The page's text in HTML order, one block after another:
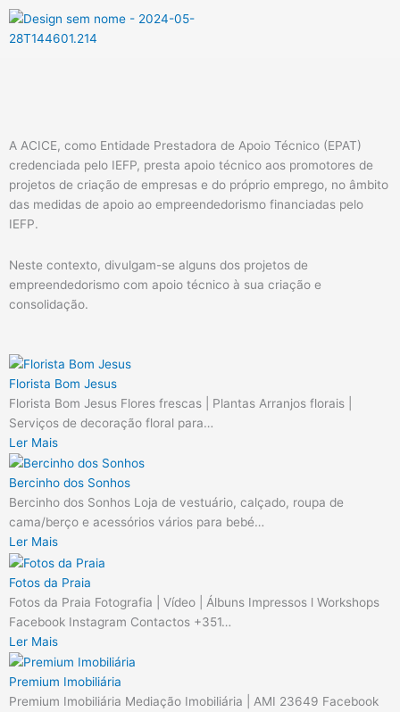
A ACICE, como Entidade Prestadora de Apoio Técnico (EPAT)
credenciada pelo IEFP, presta apoio técnico aos promotores de
projetos de criação de empresas e do próprio emprego, no âmbito
das medidas de apoio ao empreendedorismo financiadas pelo
IEFP.
Neste contexto, divulgam-se alguns dos projetos de
empreendedorismo com apoio técnico à sua criação e
consolidação.
Florista Bom Jesus
Florista Bom Jesus Flores frescas | Plantas Arranjos florais |
Serviços de decoração floral para…
Ler Mais
Bercinho dos Sonhos
Bercinho dos Sonhos Loja de vestuário, calçado, roupa de
cama/berço e acessórios vários para bebé…
Ler Mais
Fotos da Praia
Fotos da Praia Fotografia | Vídeo | Álbuns Impressos l Workshops
Facebook Instagram Contactos +351…
Ler Mais
Premium Imobiliária
Premium Imobiliária Mediação Imobiliária | AMI 23649 Facebook